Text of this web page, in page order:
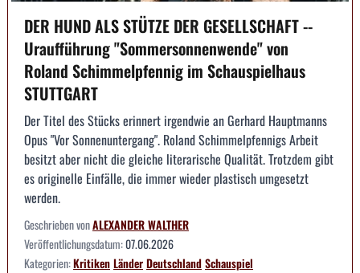
DER HUND ALS STÜTZE DER GESELLSCHAFT --
Uraufführung "Sommersonnenwende" von
Roland Schimmelpfennig im Schauspielhaus
STUTTGART
Der Titel des Stücks erinnert irgendwie an Gerhard Hauptmanns
Opus "Vor Sonnenuntergang". Roland Schimmelpfennigs Arbeit
besitzt aber nicht die gleiche literarische Qualität. Trotzdem gibt
es originelle Einfälle, die immer wieder plastisch umgesetzt
werden.
Geschrieben vonALEXANDER WALTHER
Veröffentlichungsdatum:07.06.2026
Kategorien:KritikenLänderDeutschlandSchauspiel